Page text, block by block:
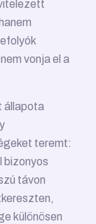
vonja el a
állapota
teremt:
bizonyos
távon
különösen